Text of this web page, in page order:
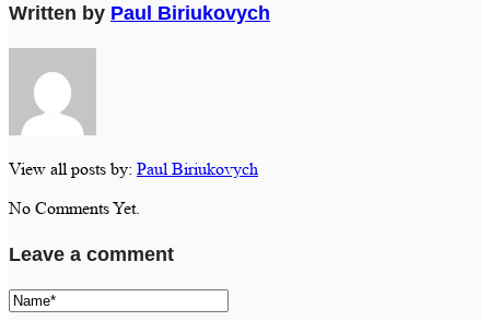
Written by Paul Biriukovych
View all posts by: Paul Biriukovych
No Comments Yet.
Leave a comment